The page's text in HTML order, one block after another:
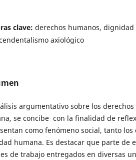
clave: derechos humanos, dignidad
axiológico
argumentativo sobre los
se concibe con la finalidad de
como fenómeno social, tanto
humana. Es destacar que parte de
de trabajo entregados en diversas